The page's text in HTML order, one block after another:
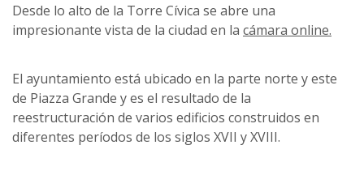
Desde lo alto de la Torre Cívica se abre una
impresionante vista de la ciudad en la cámara online.
El ayuntamiento está ubicado en la parte norte y este
de Piazza Grande y es el resultado de la
reestructuración de varios edificios construidos en
diferentes períodos de los siglos XVII y XVIII.